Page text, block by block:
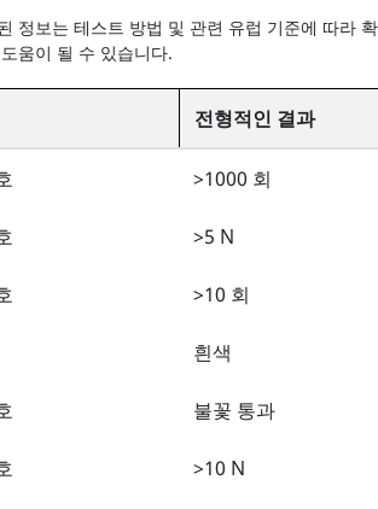
정보는 테스트 방법 및 관련 유럽 기준에 따라
움이 될 수 있습니다.
전형적인 결과
>1000 회
>5 N
>10 회
흰색
불꽃 통과
>10 N